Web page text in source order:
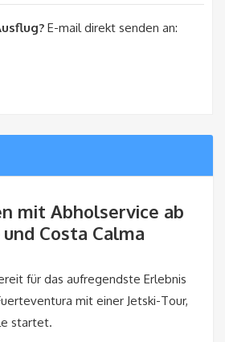
mit Abholservice ab
Costa Calma
für das aufregendste Erlebnis
mit einer Jetski-Tour,
startet.
E-mail direkt senden an: